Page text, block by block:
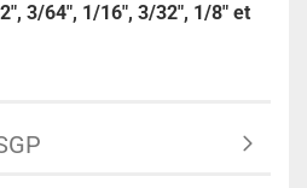
3/64″, 1/16″, 3/32″, 1/8″ et